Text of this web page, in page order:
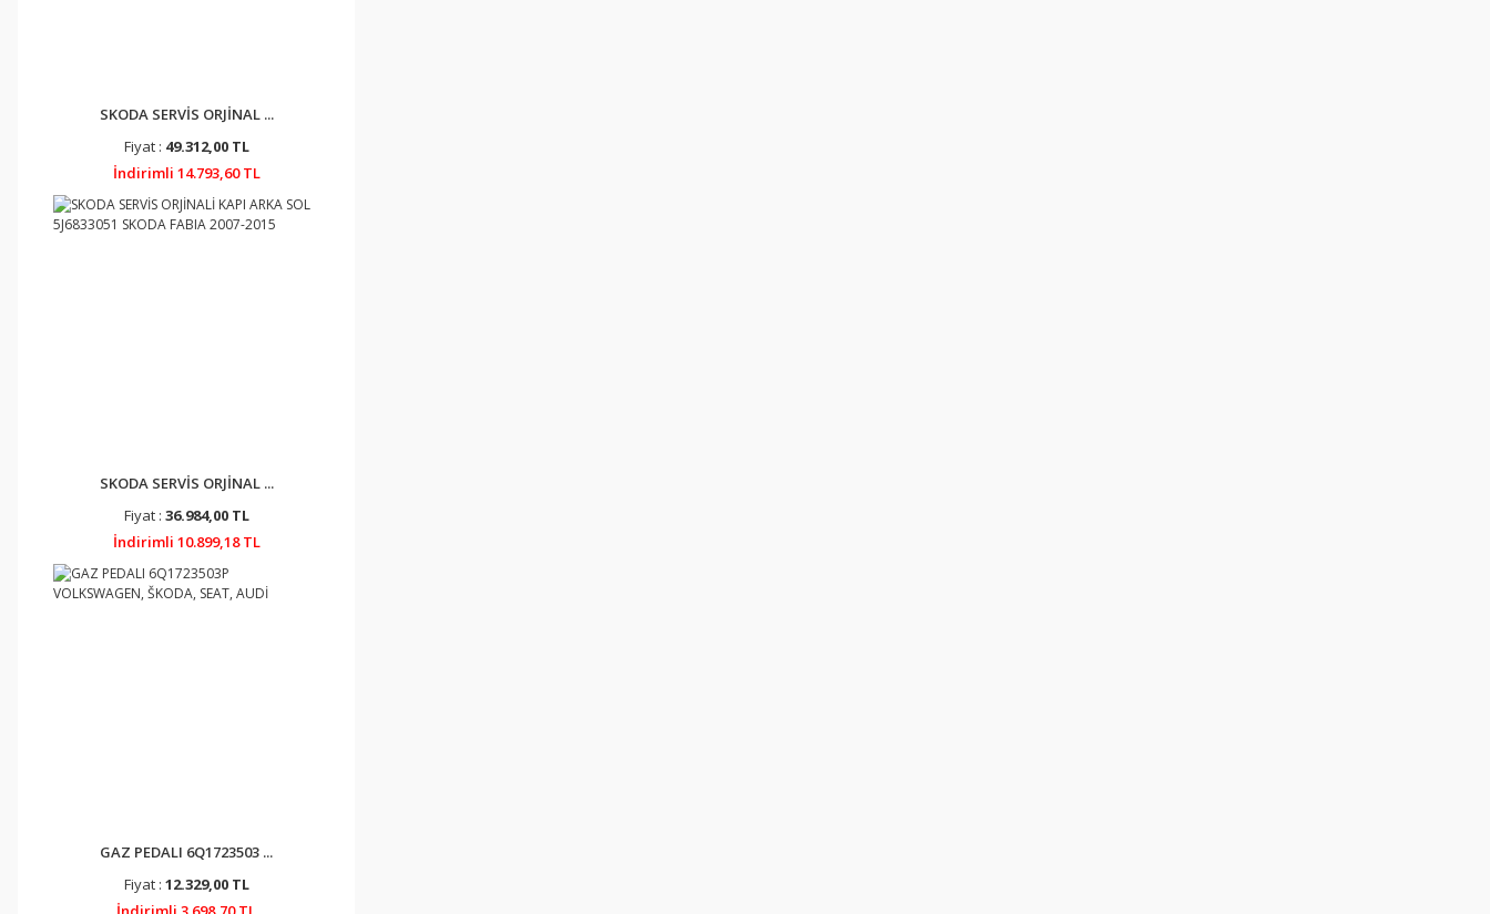
SKODA SERVİS ORJİNAL ...
Fiyat : 49.312,00 TL
İndirimli 14.793,60 TL
SKODA SERVİS ORJİNAL ...
Fiyat : 36.984,00 TL
İndirimli 10.899,18 TL
GAZ PEDALI 6Q1723503 ...
Fiyat : 12.329,00 TL